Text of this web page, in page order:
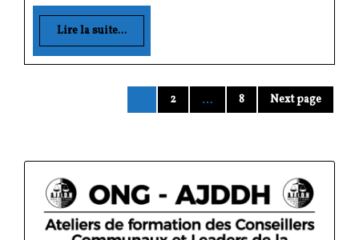
Lire la suite...
2 … 8 Next page